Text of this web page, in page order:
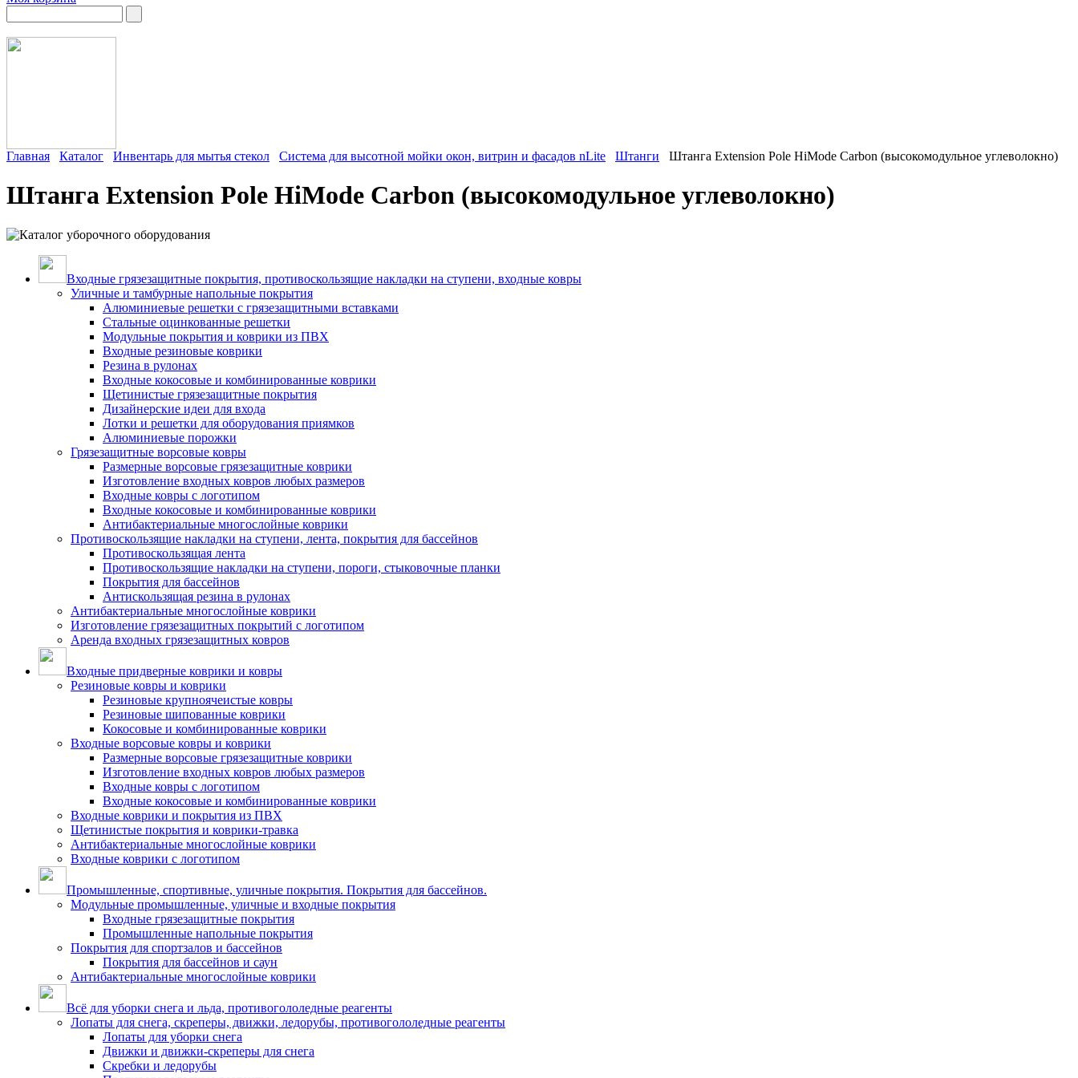
Главная Каталог Инвентарь для мытья стекол Система для высотной мойки окон, витрин и фасадов nLite Штанги Штанга Extension Pole HiMode Carbon (высокомодульное углеволокно)
Штанга Extension Pole HiMode Carbon (высокомодульное углеволокно)
Входные грязезащитные покрытия, противоскользящие накладки на ступени, входные ковры
Уличные и тамбурные напольные покрытия
Алюминиевые решетки с грязезащитными вставками
Стальные оцинкованные решетки
Модульные покрытия и коврики из ПВХ
Входные резиновые коврики
Резина в рулонах
Входные кокосовые и комбинированные коврики
Щетинистые грязезащитные покрытия
Дизайнерские идеи для входа
Лотки и решетки для оборудования приямков
Алюминиевые порожки
Грязезащитные ворсовые ковры
Размерные ворсовые грязезащитные коврики
Изготовление входных ковров любых размеров
Входные ковры с логотипом
Входные кокосовые и комбинированные коврики
Антибактериальные многослойные коврики
Противоскользящие накладки на ступени, лента, покрытия для бассейнов
Противоскользящая лента
Противоскользящие накладки на ступени, пороги, стыковочные планки
Покрытия для бассейнов
Антискользящая резина в рулонах
Антибактериальные многослойные коврики
Изготовление грязезащитных покрытий с логотипом
Аренда входных грязезащитных ковров
Входные придверные коврики и ковры
Резиновые ковры и коврики
Резиновые крупноячеистые ковры
Резиновые шипованные коврики
Кокосовые и комбинированные коврики
Входные ворсовые ковры и коврики
Размерные ворсовые грязезащитные коврики
Изготовление входных ковров любых размеров
Входные ковры с логотипом
Входные кокосовые и комбинированные коврики
Входные коврики и покрытия из ПВХ
Щетинистые покрытия и коврики-травка
Антибактериальные многослойные коврики
Входные коврики с логотипом
Промышленные, спортивные, уличные покрытия. Покрытия для бассейнов.
Модульные промышленные, уличные и входные покрытия
Входные грязезащитные покрытия
Промышленные напольные покрытия
Покрытия для спортзалов и бассейнов
Покрытия для бассейнов и саун
Антибактериальные многослойные коврики
Всё для уборки снега и льда, противогололедные реагенты
Лопаты для снега, скреперы, движки, ледорубы, противогололедные реагенты
Лопаты для уборки снега
Движки и движки-скреперы для снега
Скребки и ледорубы